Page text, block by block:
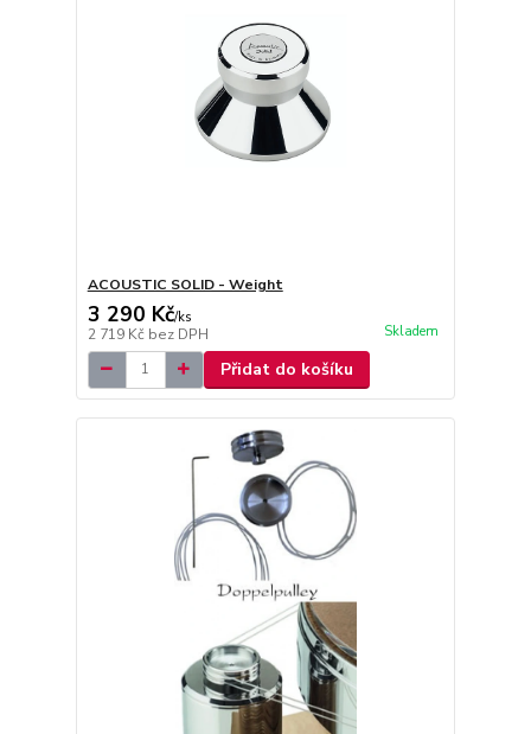
ACOUSTIC SOLID - Weight
3 290 Kč/ks
2 719 Kč bez DPH Skladem
Přidat do košíku